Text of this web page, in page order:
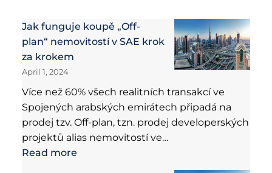
Jak funguje koupě „Off-
plan“ nemovitostí v SAE krok
za krokem
April 1, 2024
Více než 60% všech realitních transakcí ve
Spojených arabských emirátech připadá na
prodej tzv. Off-plan, tzn. prodej developerských
projektů alias nemovitostí ve…
Read more